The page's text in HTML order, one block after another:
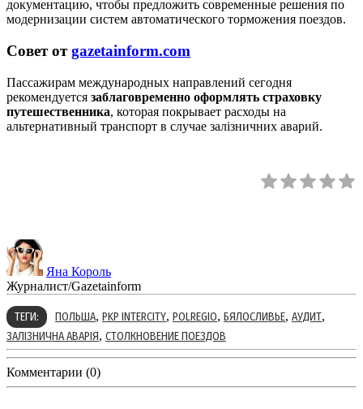
документацию, чтобы предложить современные решения по
модернизации систем автоматического торможения поездов.
Совет отgazetainform.com
Пассажирам международных направлений сегодня
рекомендуется заблаговременно оформлять страховку
путешественника, которая покрывает расходы на
альтернативный транспорт в случае залізничних аварий.
Яна Король
Журналист/Gazetainform
ТЕГИ: ПОЛЬША, PKP INTERCITY, POLREGIO, БЯЛОСЛИВЬЕ, АУДИТ,
ЗАЛІЗНИЧНА АВАРІЯ, СТОЛКНОВЕНИЕ ПОЕЗДОВ
Комментарии (0)